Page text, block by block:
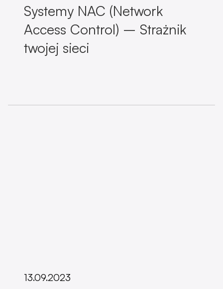
Systemy NAC (Network
Access Control) – Strażnik
twojej sieci
13.09.2023